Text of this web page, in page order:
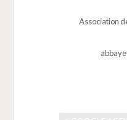
Association